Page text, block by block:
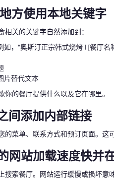
方使用本地关键字
相关的关键字自然添加到：
如，“奥斯汀正宗韩式烧烤 | [餐厅名称
片替代文本
你的餐厅提供什么以及它在哪里。
间添加内部链接
的菜单、联系方式和预订页面。这
网站加载速度快并
搜索餐厅。网站运行缓慢或损坏意